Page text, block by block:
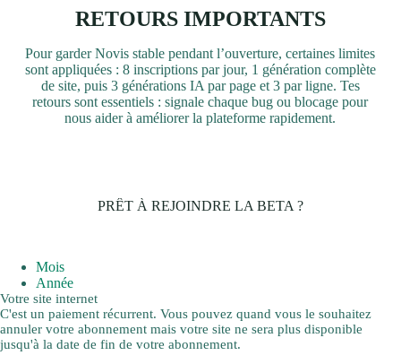
Pour garder Novis stable pendant l’ouverture, certaines limites
sont appliquées : 8 inscriptions par jour, 1 génération complète
de site, puis 3 générations IA par page et 3 par ligne. Tes
retours sont essentiels : signale chaque bug ou blocage pour
nous aider à améliorer la plateforme rapidement.
PRÊT À REJOINDRE LA BETA ?
Mois
Année
Votre site internet
C'est un paiement récurrent. Vous pouvez quand vous le souhaitez
annuler votre abonnement mais votre site ne sera plus disponible
jusqu'à la date de fin de votre abonnement.